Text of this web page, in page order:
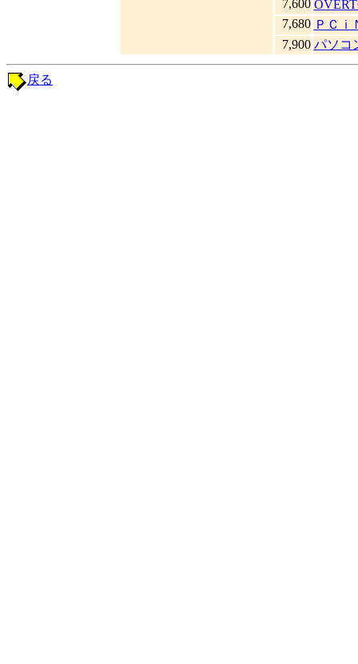
7,600
7,680 ＰＣｉ
7,900 パソコ
戻る